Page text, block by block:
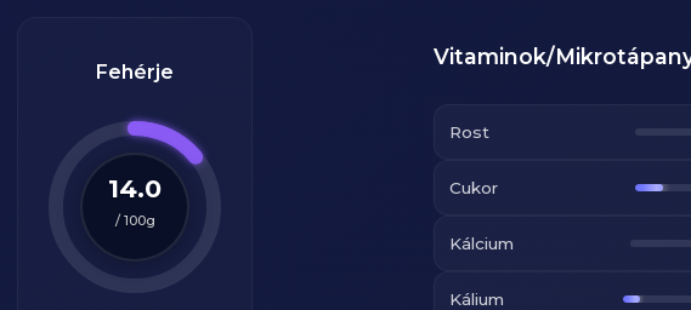
Fehérje
14.0
/100g
Vitaminok/
Rost
Cukor
Kálcium
Kálium